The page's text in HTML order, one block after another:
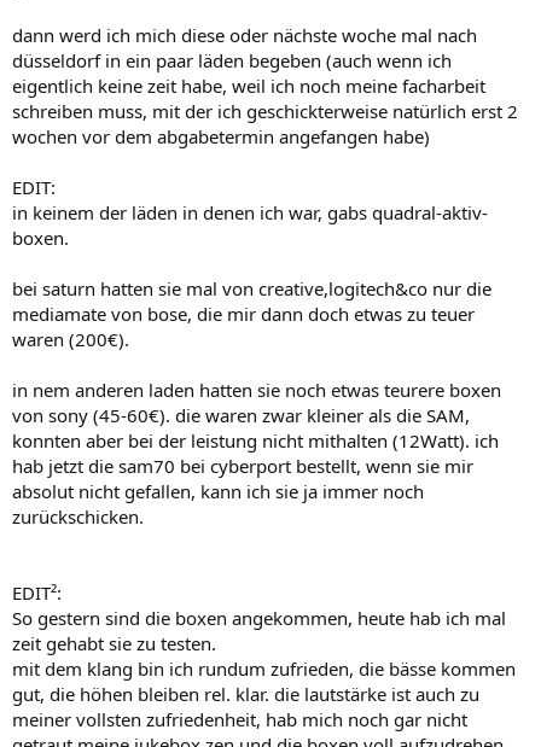
dann werd ich mich diese oder nächste woche mal nach
düsseldorf in ein paar läden begeben (auch wenn ich
eigentlich keine zeit habe, weil ich noch meine facharbeit
schreiben muss, mit der ich geschickterweise natürlich erst 2
wochen vor dem abgabetermin angefangen habe)
EDIT:
in keinem der läden in denen ich war, gabs quadral-aktiv-
boxen.
bei saturn hatten sie mal von creative,logitech&co nur die
mediamate von bose, die mir dann doch etwas zu teuer
waren (200€).
in nem anderen laden hatten sie noch etwas teurere boxen
von sony (45-60€). die waren zwar kleiner als die SAM,
konnten aber bei der leistung nicht mithalten (12Watt). ich
hab jetzt die sam70 bei cyberport bestellt, wenn sie mir
absolut nicht gefallen, kann ich sie ja immer noch
zurückschicken.
EDIT²:
So gestern sind die boxen angekommen, heute hab ich mal
zeit gehabt sie zu testen.
mit dem klang bin ich rundum zufrieden, die bässe kommen
gut, die höhen bleiben rel. klar. die lautstärke ist auch zu
meiner vollsten zufriedenheit, hab mich noch gar nicht